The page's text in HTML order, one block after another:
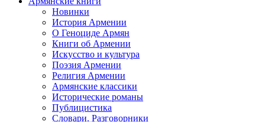
Новинки
История Армении
О Геноциде Армян
Книги об Армении
Иcкусство и культура
Поэзия Армении
Религия Армении
Армянские классики
Исторические романы
Публицистика
Словари. Разговорники